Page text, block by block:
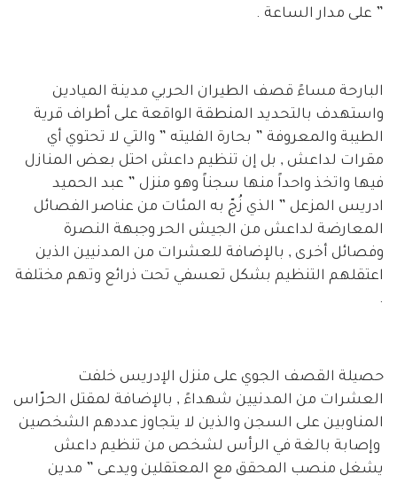
” على مدار الساعة .
البارحة مساءً قصف الطيران الحربي مدينة الميادين
واستهدف بالتحديد المنطقة الواقعة على أطراف قرية
الطيبة والمعروفة ” بحارة الفليته ” والتي لا تحتوي أي
مقرات لداعش , بل إن تنظيم داعش احتل بعض المنازل
فيها واتخذ واحداً منها سجناً وهو منزل ” عبد الحميد
ادريس المزعل ” الذي زُجّ به المئات من عناصر الفصائل
المعارضة لداعش من الجيش الحر وجبهة النصرة
وفصائل أخرى , بالإضافة للعشرات من المدنيين الذين
اعتقلهم التنظيم بشكل تعسفي تحت ذرائع وتهم مختلفة
.
حصيلة القصف الجوي على منزل الإدريس خلفت
العشرات من المدنيين شهداءً , بالإضافة لمقتل الحرّاس
المناوبين على السجن والذين لا يتجاوز عددهم الشخصين
وإصابة بالغة في الرأس لشخص من تنظيم داعش
يشغل منصب المحقق مع المعتقلين ويدعى ” مدين